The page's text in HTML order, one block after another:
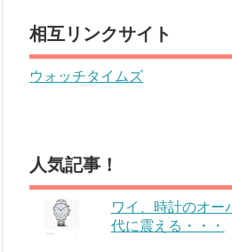
相互リンクサイト
ウォッチタイムズ
人気記事！
ワイ、時計のオー
代に震える・・・